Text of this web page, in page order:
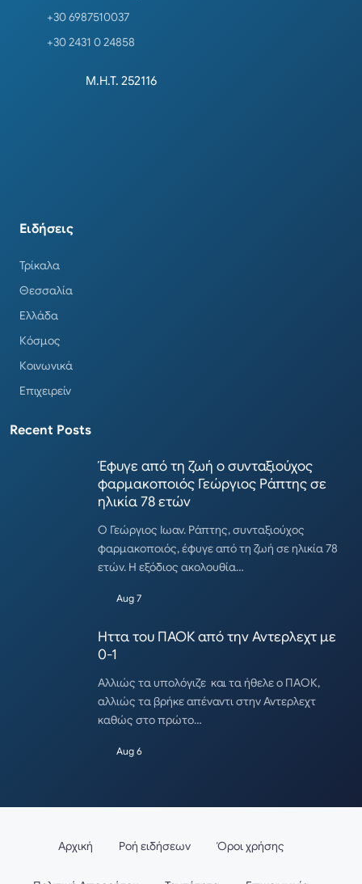
+30 6987510037
+30 2431 0 24858
Μ.Η.Τ. 252116
Ειδήσεις
Τρίκαλα
Θεσσαλία
Ελλάδα
Κόσμος
Κοινωνικά
Επιχειρείν
Recent Posts
Έφυγε από τη ζωή ο συνταξιούχος
φαρμακοποιός Γεώργιος Ράπτης σε
ηλικία 78 ετών
Ο Γεώργιος Ιωαν. Ράπτης, συνταξιούχος
φαρμακοποιός, έφυγε από τη ζωή σε ηλικία 78
ετών. Η εξόδιος ακολουθία…
Aug 7
Ηττα του ΠΑΟΚ από την Αντερλεχτ με
0-1
Αλλιώς τα υπολόγιζε και τα ήθελε ο ΠΑΟΚ,
αλλιώς τα βρήκε απέναντι στην Αντερλεχτ
καθώς στο πρώτο…
Aug 6
Αρχική Ροή ειδήσεων Όροι χρήσης